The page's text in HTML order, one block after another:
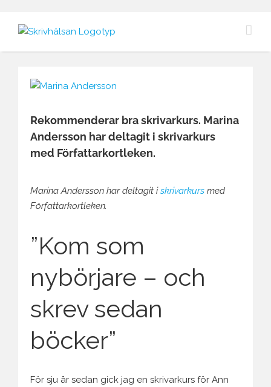
innehållet
Visa
bild
Rekommenderar bra skrivarkurs. Marina
Andersson har deltagit i skrivarkurs
med Författarkortleken.
Marina Andersson har deltagit iskrivarkurs med
Författarkortleken.
”Kom som
nybörjare – och
skrev sedan
böcker”
För sju år sedan gick jag en skrivarkurs för Ann